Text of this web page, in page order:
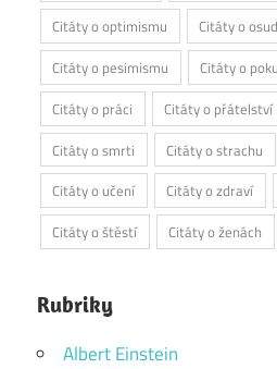
Citáty o optimismu Citáty o
Citáty o pesimismu
Citáty o
Citáty o práci
Citáty o přátelství
Citáty o smrti
Citáty o strachu
Citáty o učení
Citáty o zdraví
Citáty o štěstí
Citáty o ženách
Rubriky
Albert Einstein